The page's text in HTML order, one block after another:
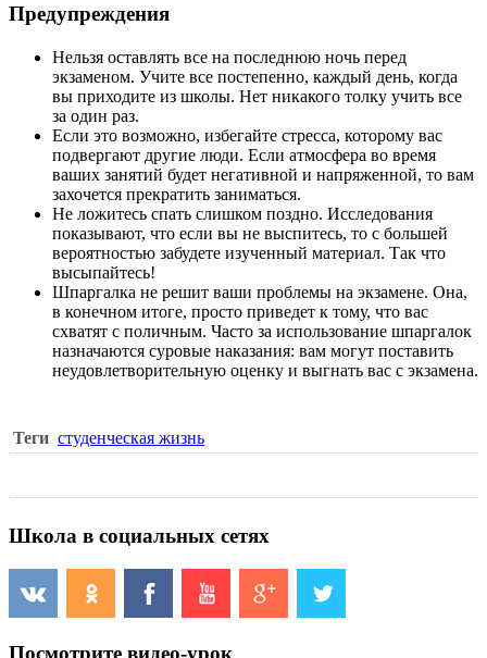
Предупреждения
Нельзя оставлять все на последнюю ночь перед
экзаменом. Учите все постепенно, каждый день, когда
вы приходите из школы. Нет никакого толку учить все
за один раз.
Если это возможно, избегайте стресса, которому вас
подвергают другие люди. Если атмосфера во время
ваших занятий будет негативной и напряженной, то вам
захочется прекратить заниматься.
Не ложитесь спать слишком поздно. Исследования
показывают, что если вы не выспитесь, то с большей
вероятностью забудете изученный материал. Так что
высыпайтесь!
Шпаргалка не решит ваши проблемы на экзамене. Она,
в конечном итоге, просто приведет к тому, что вас
схватят с поличным. Часто за использование шпаргалок
назначаются суровые наказания: вам могут поставить
неудовлетворительную оценку и выгнать вас с экзамена.
Теги студенческая жизнь
Школа в социальных сетях
Посмотрите видео-урок